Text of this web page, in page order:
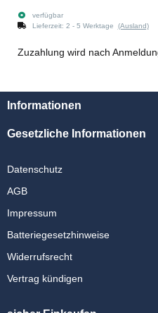
verfügbar
Lieferzeit: 2 - 5 Werktage (Ausland)
Zuzahlung wird nach
Informationen
Gesetzliche Informationen
Datenschutz
AGB
Impressum
Batteriegesetzhinweise
Widerrufsrecht
Vertrag kündigen